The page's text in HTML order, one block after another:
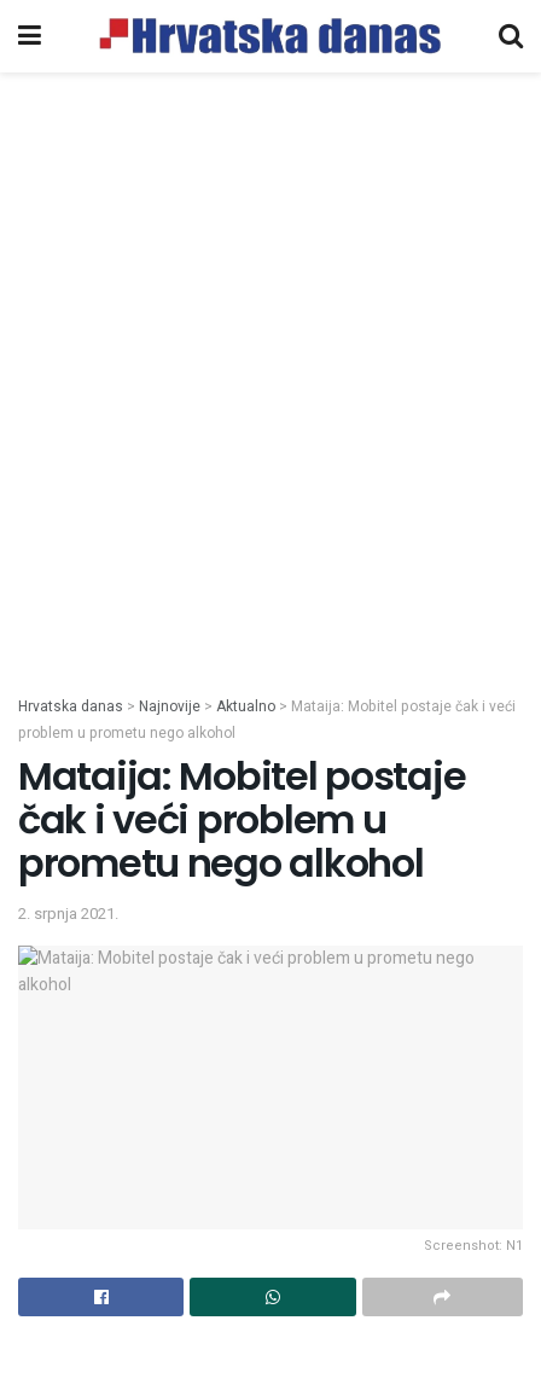
Hrvatska danas > Najnovije > Aktualno > Mataija: Mobitel postaje čak i veći
problem u prometu nego alkohol
Mataija: Mobitel postaje
čak i veći problem u
prometu nego alkohol
2. srpnja 2021.
Screenshot: N1